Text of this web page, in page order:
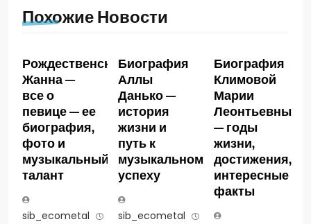
Похожие Новости
Рождественская
Жанна —
все о
певице — ее
биография,
фото и
музыкальный
талант
sib_ecometal
Биография
Аллы
Данько —
история
жизни и
путь к
музыкальному
успеху
sib_ecometal
Биография
Климовой
Марии
Леонтьевны
— годы
жизни,
достижения,
интересные
факты